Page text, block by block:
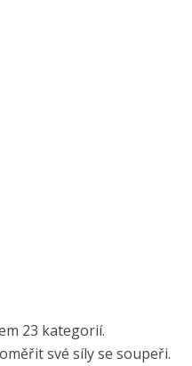
23 kategorií.
své síly se soupeři.